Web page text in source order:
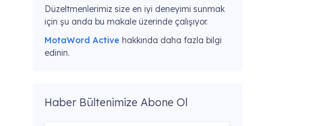
Düzeltmenlerimiz size en iyi deneyimi sunmak
için şu anda bu makale üzerinde çalışıyor.
MotaWord Active hakkında daha fazla bilgi
edinin.
Haber Bültenimize Abone Ol